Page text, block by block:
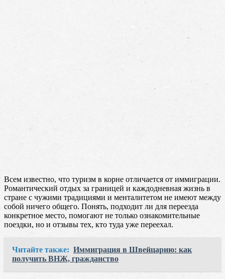
Всем известно, что туризм в корне отличается от иммиграции.
Романтический отдых за границей и каждодневная жизнь в
стране с чужими традициями и менталитетом не имеют между
собой ничего общего. Понять, подходит ли для переезда
конкретное место, помогают не только ознакомительные
поездки, но и отзывы тех, кто туда уже переехал.
Читайте также: Иммиграция в Швейцарию: как
получить ВНЖ, гражданство